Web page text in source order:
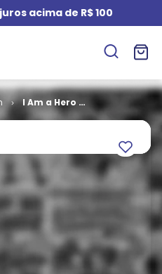
acima de R$ 100
I Am a Hero #